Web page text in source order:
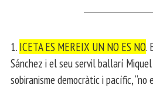
1. ICETA ES MEREIX UN NO ES NO.
Sánchez i el seu servil ballarí
sobiranisme democràtic i pacífic,